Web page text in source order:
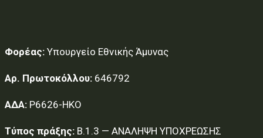
Φορέας: Υπουργείο Εθνικής Άμυνας
Αρ. Πρωτοκόλλου: 646792
ΑΔΑ: Ρ6626-ΗΚΟ
Τύπος πράξης: Β.1.3 — ΑΝΑΛΗΨΗ ΥΠΟΧΡΕΩΣΗΣ